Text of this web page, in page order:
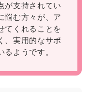
が支持されてい
悩む方々が、ア
てくれることを
、実用的なサポ
ようです。